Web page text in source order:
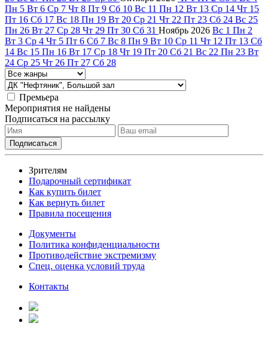
Пн 5 Вт 6 Ср 7 Чт 8 Пт 9 Сб 10 Вс 11 Пн 12 Вт 13 Ср 14 Чт 15
Пт 16 Сб 17 Вс 18 Пн 19 Вт 20 Ср 21 Чт 22 Пт 23 Сб 24 Вс 25
Пн 26 Вт 27 Ср 28 Чт 29 Пт 30 Сб 31 Ноябрь 2026 Вс 1 Пн 2
Вт 3 Ср 4 Чт 5 Пт 6 Сб 7 Вс 8 Пн 9 Вт 10 Ср 11 Чт 12 Пт 13 Сб
14 Вс 15 Пн 16 Вт 17 Ср 18 Чт 19 Пт 20 Сб 21 Вс 22 Пн 23 Вт
24 Ср 25 Чт 26 Пт 27 Сб 28
Премьера
Мероприятия не найдены
Подписаться на рассылку
Зрителям
Подарочный сертификат
Как купить билет
Как вернуть билет
Правила посещения
Документы
Политика конфиденциальности
Противодействие экстремизму
Спец. оценка условий труда
Контакты